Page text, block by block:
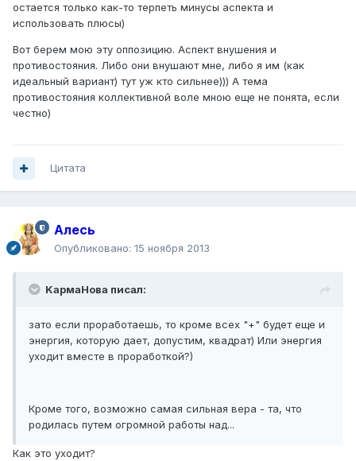
остается только как-то терпеть минусы аспекта и
использовать плюсы)
Вот берем мою эту оппозицию. Аспект внушения и
противостояния. Либо они внушают мне, либо я им (как
идеальный вариант) тут уж кто сильнее))) А тема
противостояния коллективной воле мною еще не понята, если
честно)
Цитата
Алесь
Опубликовано: 15 ноября 2013
KармаНова писал:
зато если проработаешь, то кроме всех "+" будет еще и
энергия, которую дает, допустим, квадрат) Или энергия
уходит вместе в проработкой?)
Кроме того, возможно самая сильная вера - та, что
родилась путем огромной работы над...
Как это уходит?